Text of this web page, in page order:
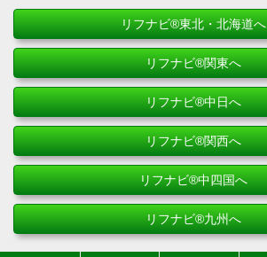
リフナビ®東北・北海道へ
リフナビ®関東へ
リフナビ®中日へ
リフナビ®関西へ
リフナビ®中四国へ
リフナビ®九州へ